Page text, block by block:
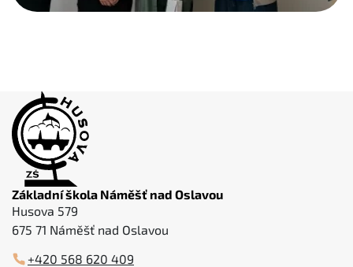
Základní škola Náměšť nad Oslavou
Husova 579
675 71 Náměšť nad Oslavou
+420 568 620 409